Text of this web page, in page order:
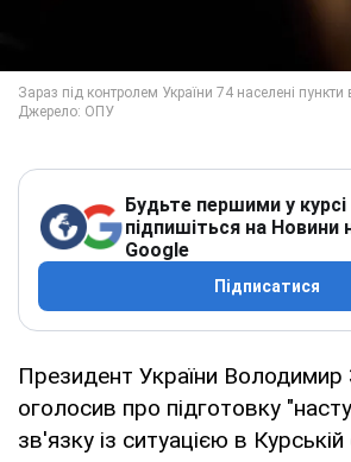
Будьте першими у
підпишіться на Новини
Google
Підписатися
Президент України Володимир
оголосив про підготовку
зв'язку із ситуацією в Курській